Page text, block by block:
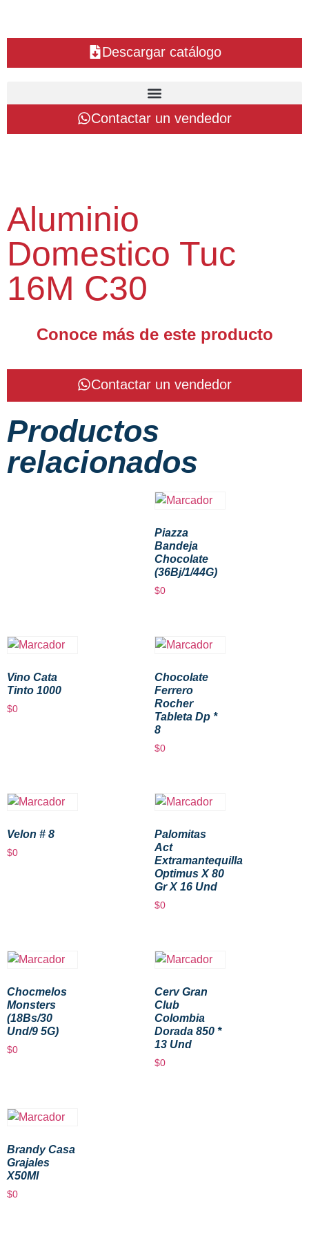
Descargar catálogo
Contactar un vendedor
Aluminio
Domestico Tuc
16M C30
Conoce más de este producto
Contactar un vendedor
Productos
relacionados
Piazza
Bandeja
Chocolate
(36Bj/1/44G)
$0
Vino Cata
Tinto 1000
$0
Chocolate
Ferrero
Rocher
Tableta Dp *
8
$0
Velon # 8
$0
Palomitas
Act
Extramantequilla
Optimus X 80
Gr X 16 Und
$0
Chocmelos
Monsters
(18Bs/30
Und/9 5G)
$0
Cerv Gran
Club
Colombia
Dorada 850 *
13 Und
$0
Brandy Casa
Grajales
X50Ml
$0